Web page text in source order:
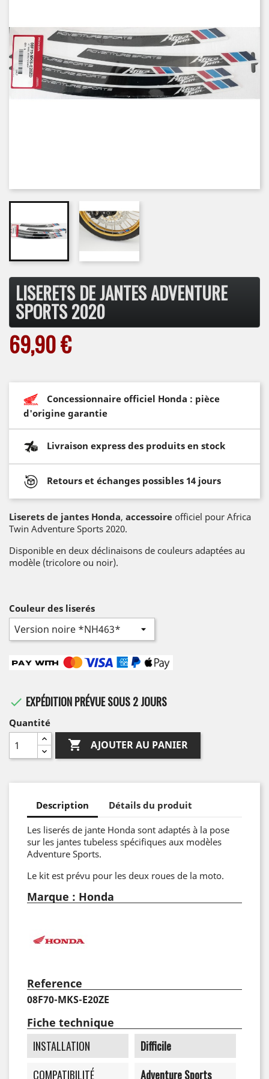
LISERETS DE JANTES ADVENTURE
SPORTS 2020
69,90 €
Concessionnaire officiel Honda : pièce
d'origine garantie
Livraison express des produits en stock
Retours et échanges possibles 14 jours
Liserets de jantes Honda, accessoire officiel pour Africa
Twin Adventure Sports 2020.
Disponible en deux déclinaisons de couleurs adaptées au
modèle (tricolore ou noir).
Couleur des liserés
 EXPÉDITION PRÉVUE SOUS 2 JOURS
Quantité
 AJOUTER AU PANIER
Description Détails du produit
Les liserés de jante Honda sont adaptés à la pose
sur les jantes tubeless spécifiques aux modèles
Adventure Sports.
Le kit est prévu pour les deux roues de la moto.
Marque : Honda
Reference
08F70-MKS-E20ZE
Fiche technique
INSTALLATION
Difficile
COMPATIBILITÉ
Adventure Sports